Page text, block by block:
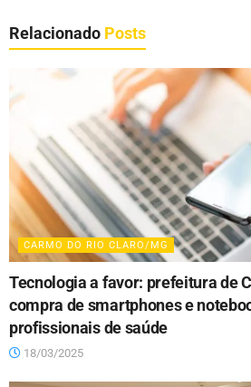
Relacionado Posts
CARMO DO RIO CLARO/MG
Tecnologia a favor: prefeitura de
compra de smartphones e
profissionais de saúde
18/03/2025